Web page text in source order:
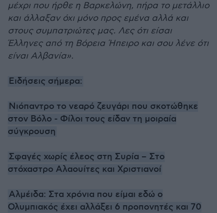
μέχρι που ήρθε η Βαρκελώνη, πήρα το μετάλλιο
και άλλαξαν όχι μόνο προς εμένα αλλά και
στους συμπατριώτες μας. Λες ότι είσαι
Έλληνες από τη Βόρεια Ήπειρο και σου λένε ότι
είναι Αλβανία».
Ειδήσεις σήμερα:
Νιόπαντρο το νεαρό ζευγάρι που σκοτώθηκε
στον Βόλο - Φίλοι τους είδαν τη μοιραία
σύγκρουση
Σφαγές χωρίς έλεος στη Συρία – Στο
στόχαστρο Αλαουίτες και Χριστιανοί
Αλμέιδα: Στα χρόνια που είμαι εδώ ο
Ολυμπιακός έχει αλλάξει 6 προπονητές και 70